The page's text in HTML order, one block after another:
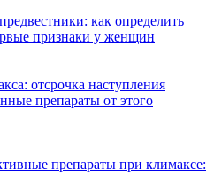
как определить
признаки у женщин
отсрочка наступления
препараты от этого
препараты при климаксе: